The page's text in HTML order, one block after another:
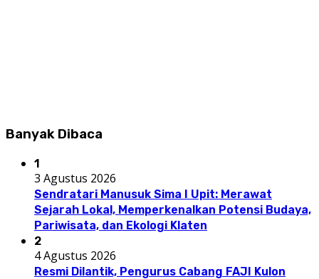
Banyak Dibaca
1
3 Agustus 2026
Sendratari Manusuk Sima I Upit: Merawat
Sejarah Lokal, Memperkenalkan Potensi Budaya,
Pariwisata, dan Ekologi Klaten
2
4 Agustus 2026
Resmi Dilantik, Pengurus Cabang FAJI Kulon